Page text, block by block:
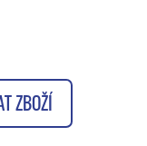
ZBOŽÍ